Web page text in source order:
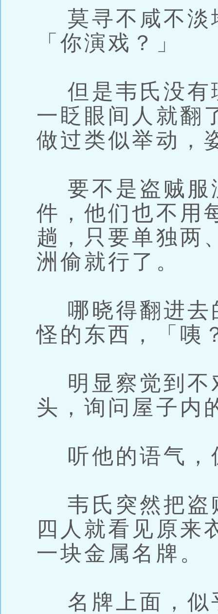
莫寻不咸不淡
「你演戏？」
但是韦氏没有
一眨眼间人就翻
做过类似举动，
要不是盗贼服
件，他们也不用
趟，只要单独两
洲偷就行了。
哪晓得翻进去
怪的东西，「咦
明显察觉到不
头，询问屋子内
听他的语气，
韦氏突然把盗
四人就看见原来
一块金属名牌。
名牌上面，似